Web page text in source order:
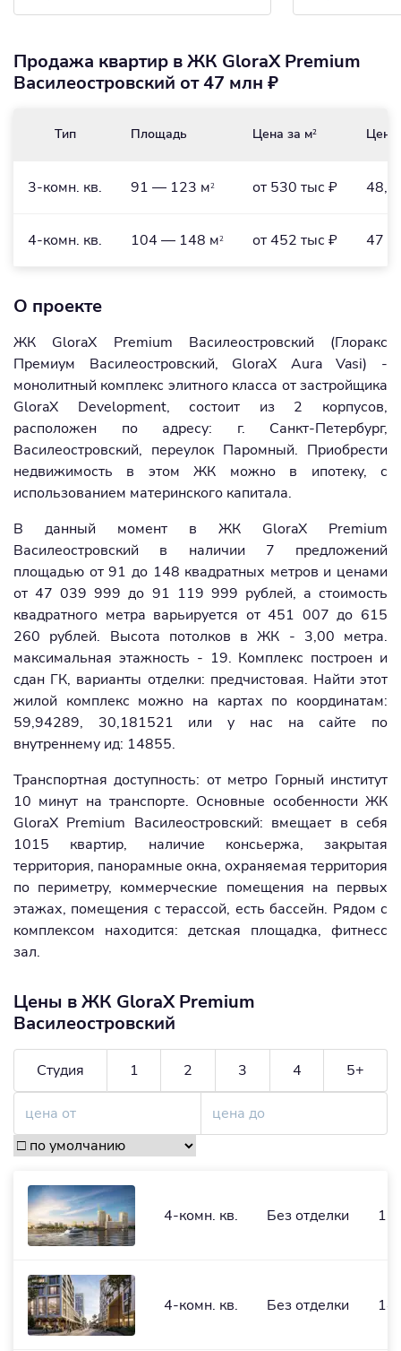
Продажа квартир в ЖК GloraX Premium
Василеостровский от 47 млн ₽
Тип Площадь Цена за м2 Цена
3-комн. кв. 91 — 123 м2 от 530 тыс ₽
4-комн. кв. 104 — 148 м2 от 452 тыс ₽ 47
О проекте
ЖК GloraX Premium Василеостровский (Глоракс
Премиум Василеостровский, GloraX Aura Vasi) -
монолитный комплекс элитного класса от застройщика
GloraX Development, состоит из 2 корпусов,
расположен по адресу: г. Санкт-Петербург,
Василеостровский, переулок Паромный. Приобрести
недвижимость в этом ЖК можно в ипотеку, с
использованием материнского капитала.
В данный момент в ЖК GloraX Premium
Василеостровский в наличии 7 предложений
площадью от 91 до 148 квадратных метров и ценами
от 47 039 999 до 91 119 999 рублей, а стоимость
квадратного метра варьируется от 451 007 до 615
260 рублей. Высота потолков в ЖК - 3,00 метра.
максимальная этажность - 19. Комплекс построен и
сдан ГК, варианты отделки: предчистовая. Найти этот
жилой комплекс можно на картах по координатам:
59,94289, 30,181521 или у нас на сайте по
внутреннему ид: 14855.
Транспортная доступность: от метро Горный институт
10 минут на транспорте. Основные особенности ЖК
GloraX Premium Василеостровский: вмещает в себя
1015 квартир, наличие консьержа, закрытая
территория, панорамные окна, охраняемая территория
по периметру, коммерческие помещения на первых
этажах, помещения с терассой, есть бассейн. Рядом с
комплексом находится: детская площадка, фитнесс
зал.
Цены в ЖК GloraX Premium
Василеостровский
Студия 1 2 3 4 5+
4-комн. кв. Без отделки
4-комн. кв. Без отделки